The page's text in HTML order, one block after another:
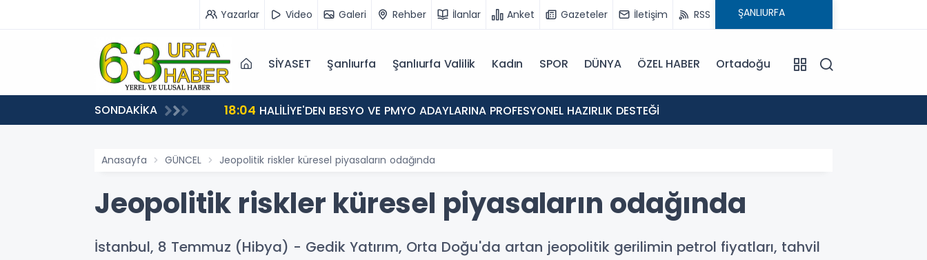
Yazarlar Video Galeri Rehber İlanlar Anket Gazeteler İletişim RSS
SİYASET Şanlıurfa Şanlıurfa Valilik Kadın SPOR DÜNYA ÖZEL HABER Ortadoğu
SONDAKİKA 18:04 HALİLİYE'DEN BESYO VE PMYO ADAYLARINA PROFESYONEL HAZIRLIK DESTEĞİ
Anasayfa GÜNCEL Jeopolitik riskler küresel piyasaların odağında
Jeopolitik riskler küresel piyasaların odağında
İstanbul, 8 Temmuz (Hibya) - Gedik Yatırım, Orta Doğu'da artan jeopolitik gerilimin petrol fiyatları, tahvil